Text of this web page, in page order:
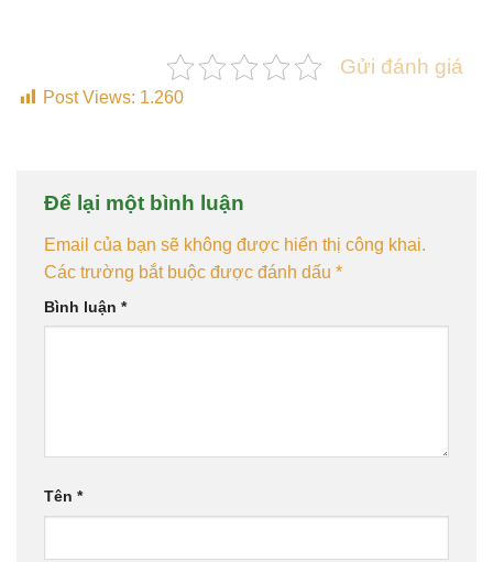
Gửi đánh giá
Post Views: 1.260
Để lại một bình luận
Email của bạn sẽ không được hiển thị công khai.
Các trường bắt buộc được đánh dấu *
Bình luận *
Tên *